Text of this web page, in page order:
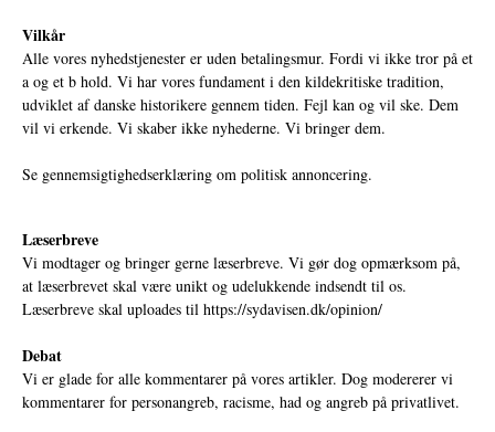
Vilkår
Alle vores nyhedstjenester er uden betalingsmur. Fordi vi ikke tror på et
a og et b hold. Vi har vores fundament i den kildekritiske tradition,
udviklet af danske historikere gennem tiden. Fejl kan og vil ske. Dem
vil vi erkende. Vi skaber ikke nyhederne. Vi bringer dem.
Se gennemsigtighedserklæring om politisk annoncering.
Læserbreve
Vi modtager og bringer gerne læserbreve. Vi gør dog opmærksom på,
at læserbrevet skal være unikt og udelukkende indsendt til os.
Læserbreve skal uploades til https://sydavisen.dk/opinion/
Debat
Vi er glade for alle kommentarer på vores artikler. Dog modererer vi
kommentarer for personangreb, racisme, had og angreb på privatlivet.